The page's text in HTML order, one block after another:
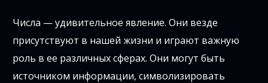
Числа — удивительное явление. Они везде
присутствуют в нашей жизни и играют важную
роль в ее различных сферах. Они могут быть
источником информации, символизировать